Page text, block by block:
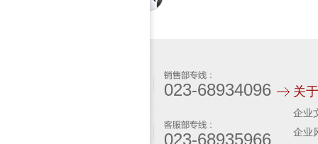
023-68934096
023-68935966
关
企业
企业